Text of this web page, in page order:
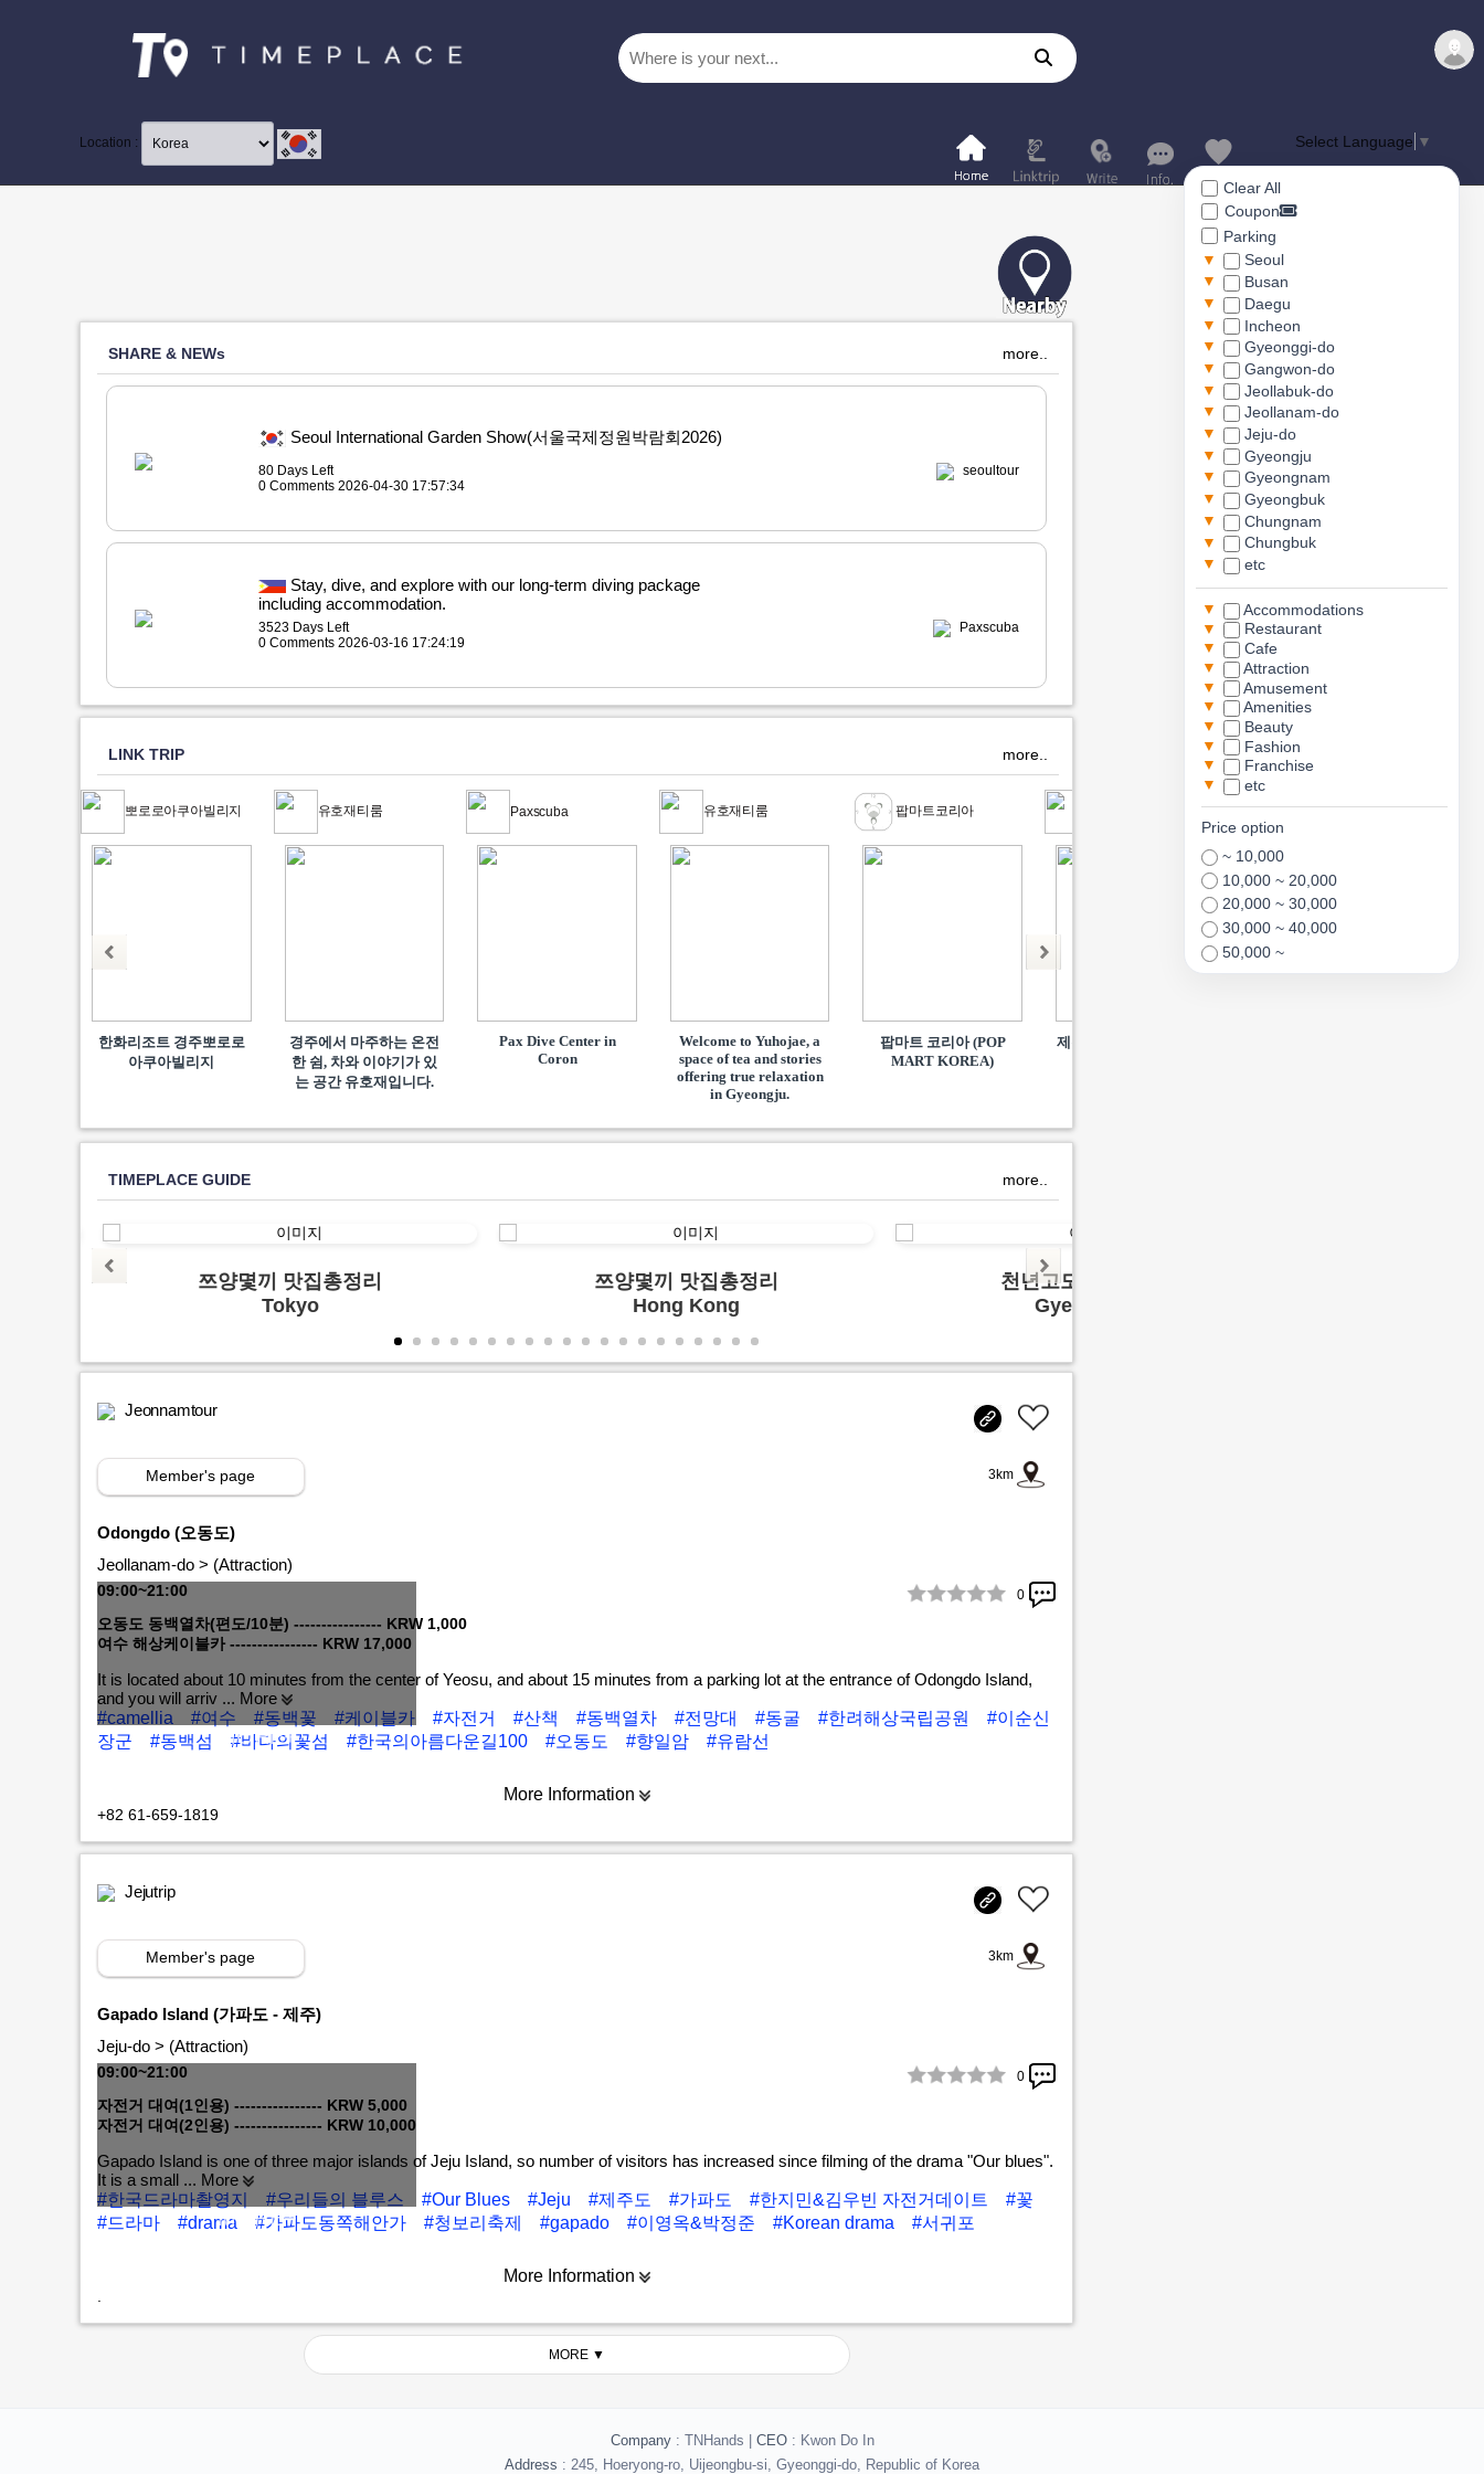
Location : Select Language ▼
SHARE & NEWs more..
Seoul International Garden Show(서울국제정원박람회2026)
80 Days Left
0 Comments 2026-04-30 17:57:34
seoultour
Stay, dive, and explore with our long-term diving package
including accommodation.
3523 Days Left
0 Comments 2026-03-16 17:24:19
Paxscuba
LINK TRIP more..
뽀로로아쿠아빌리지
한화리조트 경주뽀로로
아쿠아빌리지
유호재티룸
경주에서 마주하는 온전
한 쉼, 차와 이야기가 있
는 공간 유호재입니다.
Paxscuba
Pax Dive Center in
Coron
유호재티룸
Welcome to Yuhojae, a
space of tea and stories
offering true relaxation
in Gyeongju.
팝마트코리아
팝마트 코리아 (POP
MART KOREA)
제천 여행의 시작, 의림지
평화고속관광
TIMEPLACE GUIDE more..
쯔양몇끼 맛집총정리
Tokyo
쯔양몇끼 맛집총정리
Hong Kong
천년고도 경주여행
Gyeong ju
Jeonnamtour
3km
Member's page
Odongdo (오동도)
Jeollanam-do > (Attraction)
MORE+
0
09:00~21:00
오동도 동백열차(편도/10분) ---------------- KRW 1,000
여수 해상케이블카 ---------------- KRW 17,000
It is located about 10 minutes from the center of Yeosu, and about 15 minutes from a parking lot at the entrance of Odongdo Island,
and you will arriv ... More
#camellia
#여수 #동백꽃 #케이블카 #자전거 #산책 #동백열차 #전망대 #동굴 #한려해상국립공원
#이순신
장군
#동백섬 #바다의꽃섬 #한국의아름다운길100 #오동도 #향일암 #유람선
More Information
+82 61-659-1819
Jejutrip
3km
Member's page
Gapado Island (가파도 - 제주)
Jeju-do > (Attraction)
MORE+
0
09:00~21:00
자전거 대여(1인용) ---------------- KRW 5,000
자전거 대여(2인용) ---------------- KRW 10,000
Gapado Island is one of three major islands of Jeju Island, so number of visitors has increased since filming of the drama "Our blues".
It is a small ... More
#한국드라마촬영지
#우리들의 블루스 #Our Blues #Jeju #제주도 #가파도 #한지민&김우빈 자전거데이트
#꽃
#드라마
#drama #가파도동쪽해안가 #청보리축제 #gapado #이영옥&박정준 #Korean drama #서귀포
More Information
MORE ▼
Clear All
Coupon
Parking
▼
Seoul
▼
Busan
▼
Daegu
▼
Incheon
▼
Gyeonggi-do
▼
Gangwon-do
▼
Jeollabuk-do
▼
Jeollanam-do
▼
Jeju-do
▼
Gyeongju
▼
Gyeongnam
▼
Gyeongbuk
▼
Chungnam
▼
Chungbuk
▼
etc
▼
Accommodations
▼
Restaurant
▼
Cafe
▼
Attraction
▼
Amusement
▼
Amenities
▼
Beauty
▼
Fashion
▼
Franchise
▼
etc
Price option
~ 10,000
10,000 ~ 20,000
20,000 ~ 30,000
30,000 ~ 40,000
50,000 ~
Company: TNHands | CEO : Kwon Do In
Address : 245, Hoeryong-ro, Uijeongbu-si, Gyeonggi-do, Republic of Korea